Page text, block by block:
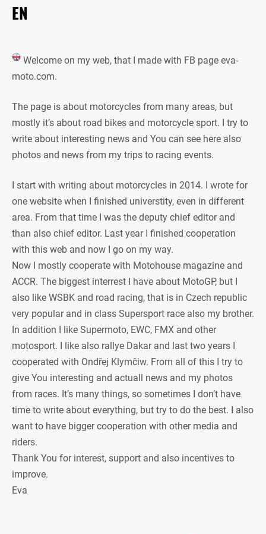
EN
Welcome on my web, that I made with FB page eva-
moto.com.
The page is about motorcycles from many areas, but
mostly it’s about road bikes and motorcycle sport. I try to
write about interesting news and You can see here also
photos and news from my trips to racing events.
I start with writing about motorcycles in 2014. I wrote for
one website when I finished universtity, even in different
area. From that time I was the deputy chief editor and
than also chief editor. Last year I finished cooperation
with this web and now I go on my way.
Now I mostly cooperate with Motohouse magazine and
ACCR. The biggest interrest I have about MotoGP, but I
also like WSBK and road racing, that is in Czech republic
very popular and in class Supersport race also my brother.
In addition I like Supermoto, EWC, FMX and other
motosport. I like also rallye Dakar and last two years I
cooperated with Ondřej Klymčiw. From all of this I try to
give You interesting and actuall news and my photos
from races. It’s many things, so sometimes I don’t have
time to write about everything, but try to do the best. I also
want to have bigger cooperation with other media and
riders.
Thank You for interest, support and also incentives to
improve.
Eva